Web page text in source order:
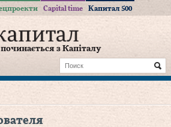
Capital time Капитал 500
починається з Капіталу